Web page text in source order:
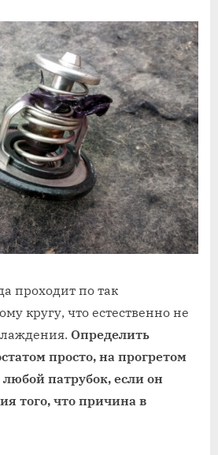
проходит по так
кругу, что естественно не
Определить
просто, на прогретом
патрубок, если он
того, что причина в